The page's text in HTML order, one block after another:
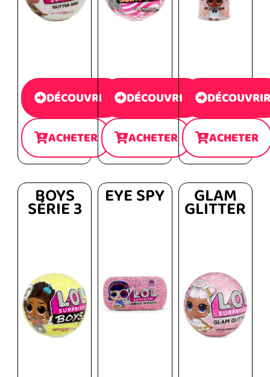
DÉCOUVRIR
ACHETER
DÉCOUVRIR
ACHETER
DÉCOUVRIR
ACHETER
BOYS
SÉRIE 3 EYE SPY GLAM
GLITTER